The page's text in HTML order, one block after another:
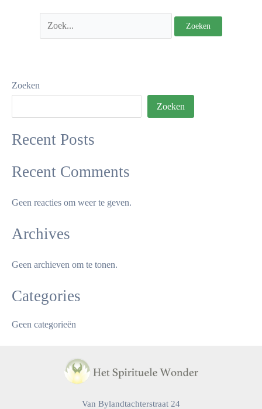
Zoeken
Zoeken
Recent Posts
Recent Comments
Geen reacties om weer te geven.
Archives
Geen archieven om te tonen.
Categories
Geen categorieën
Van Bylandtachterstraat 24